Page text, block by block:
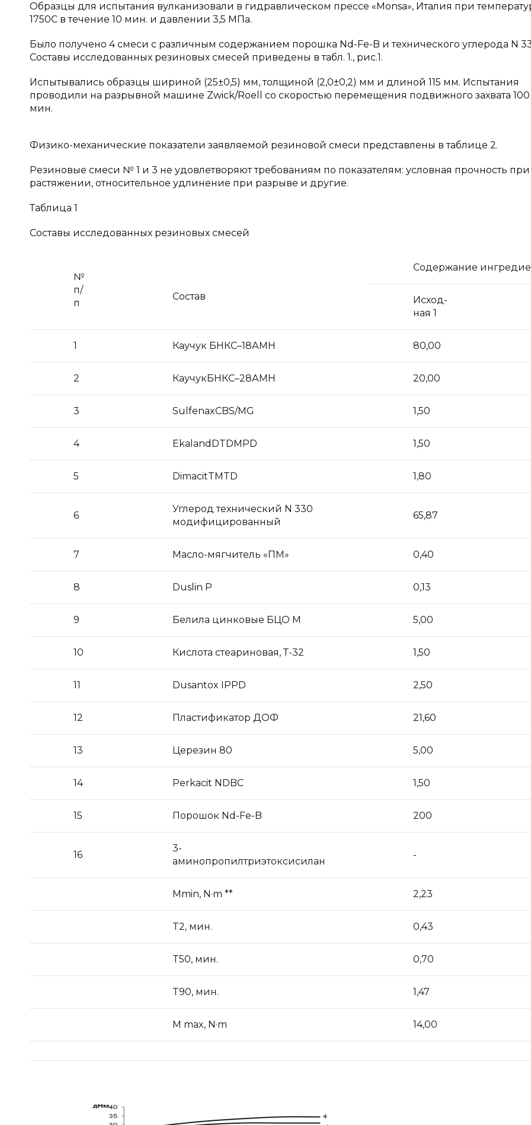
Образцы для испытания вулканизовали в гидравлическом прессе «Monsa», Италия при
1750С в течение 10 мин. и давлении 3,5 МПа.
Было получено 4 смеси с различным содержанием порошка Nd-Fe-B и технического углерода N
Составы исследованных резиновых смесей приведены в табл. 1., рис.1.
Испытывались образцы шириной (25±0,5) мм, толщиной (2,0±0,2) мм и длиной 115 мм. Испытания
проводили на разрывной машине Zwick/Roell со скоростью перемещения подвижного захвата
мин.
Физико-механические показатели заявляемой резиновой смеси представлены в таблице 2.
Резиновые смеси № 1 и 3 не удовлетворяют требованиям по показателям: условная прочность при
растяжении, относительное удлинение при разрыве и другие.
Таблица 1
Составы исследованных резиновых смесей
№
п/
п
Состав
Содержание
Исход-
ная 1
1 Каучук БНКС–18АМН 80,00
2 КаучукБНКС–28АМН 20,00
3 SulfenaxCBS/MG 1,50
4 EkalandDTDMPD 1,50
5 DimacitTMTD 1,80
6
Углерод технический N 330
модифицированный
65,87
7 Масло-мягчитель «ПМ» 0,40
8 Duslin P 0,13
9 Белила цинковые БЦО М 5,00
10 Кислота стеариновая, Т-32 1,50
11 Dusantox IPPD 2,50
12 Пластификатор ДОФ 21,60
13 Церезин 80 5,00
14 Perkacit NDBC 1,50
15 Порошок Nd-Fe-B 200
16
3-
аминопропилтриэтоксисилан
-
Mmin, N·m ** 2,23
T2, мин. 0,43
T50, мин. 0,70
T90, мин. 1,47
M max, N·m 14,00